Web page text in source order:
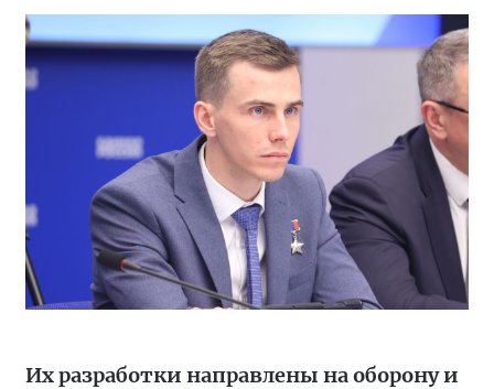
Их разработки направлены на оборону и